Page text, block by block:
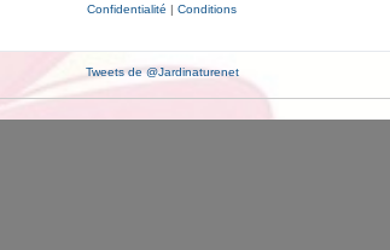
Confidentialité | Conditions
Tweets de @Jardinaturenet